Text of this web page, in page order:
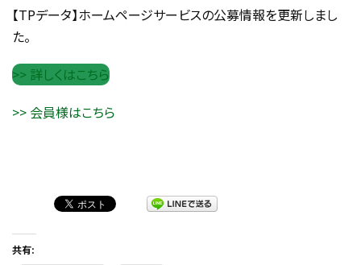
【TPデータ】ホームページサービスの公募情報を更新しまし
た。
>> 詳しくはこちら
>> 会員様はこちら
共有: